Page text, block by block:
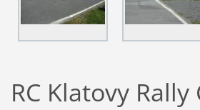
RC Klatovy Rally